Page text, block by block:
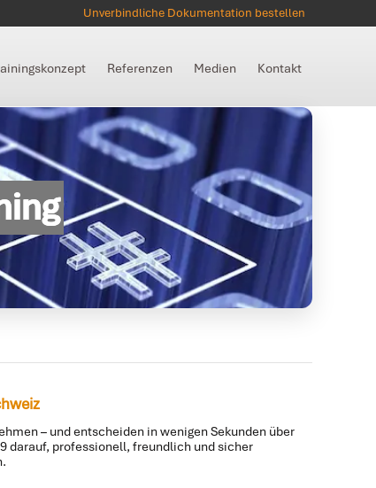
Unverbindliche Dokumentation bestellen
Referenzen Medien Kontakt
– und entscheiden in wenigen Sekunden über
darauf, professionell, freundlich und sicher